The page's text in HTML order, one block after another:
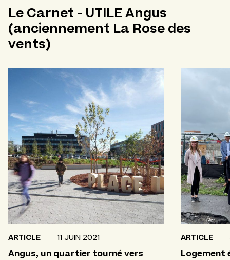
Le Carnet - UTILE Angus
(anciennement La Rose des
vents)
ARTICLE 11 JUIN 2021
Angus, un quartier tourné vers
ARTICLE
Logement